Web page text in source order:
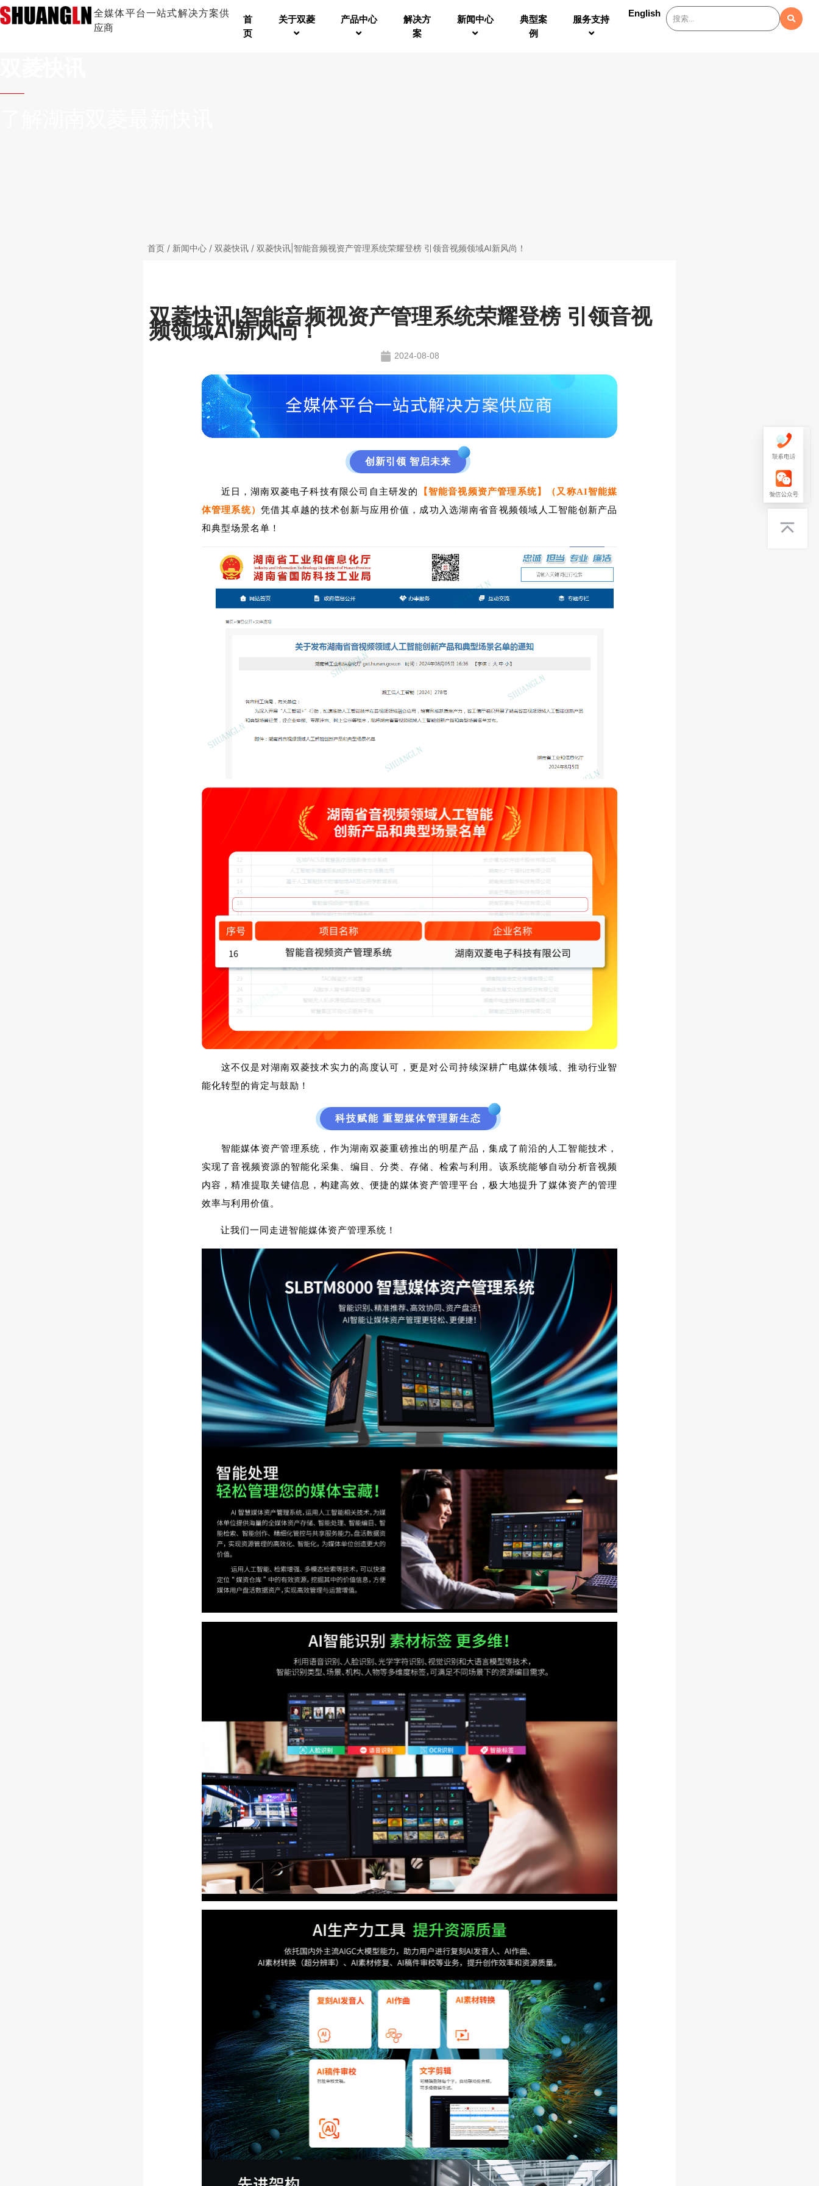
全媒体平台一站式解决方案供
应商
首
页
关于双菱 产品中心
解决方
案
新闻中心
典型案
例
服务支持
English
首页/ 新闻中心/ 双菱快讯/ 双菱快讯|智能音频视资产管理系统荣耀登榜 引领音视频领域AI新风尚！
双菱快讯|智能音频视资产管理系统荣耀登榜 引领音视
频领域AI新风尚！
2024-08-08
创新引领 智启未来
近日，湖南双菱电子科技有限公司自主研发的 【智能音视频资产管理系统】
（又称AI智能媒
体管理系统）凭借其卓越的技术创新与应用价值，成功入选湖南省音视频领域人工智能创新产品
和典型场景名单！
这不仅是对湖南双菱技术实力的高度认可，更是对公司持续深耕广电媒体领域、推动行业智
能化转型的肯定与鼓励！
科技赋能 重塑媒体管理新生态
智能媒体资产管理系统，作为湖南双菱重磅推出的明星产品，集成了前沿的人工智能技术，
实现了音视频资源的智能化采集、编目、分类、存储、检索与利用。该系统能够自动分析音视频
内容，精准提取关键信息，构建高效、便捷的媒体资产管理平台，极大地提升了媒体资产的管理
效率与利用价值。
让我们一同走进智能媒体资产管理系统！